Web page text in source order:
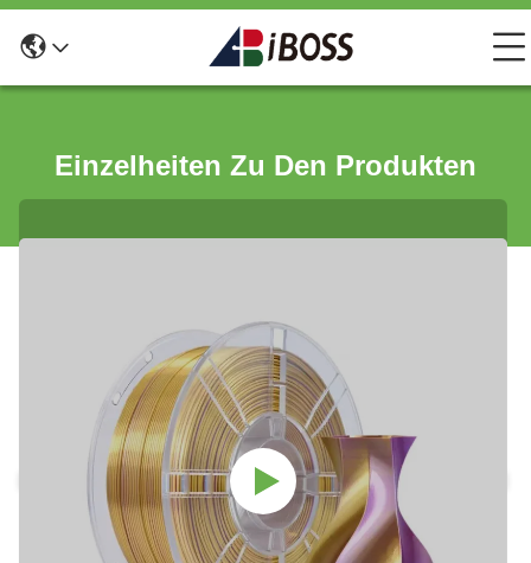
Einzelheiten Zu Den Produkten